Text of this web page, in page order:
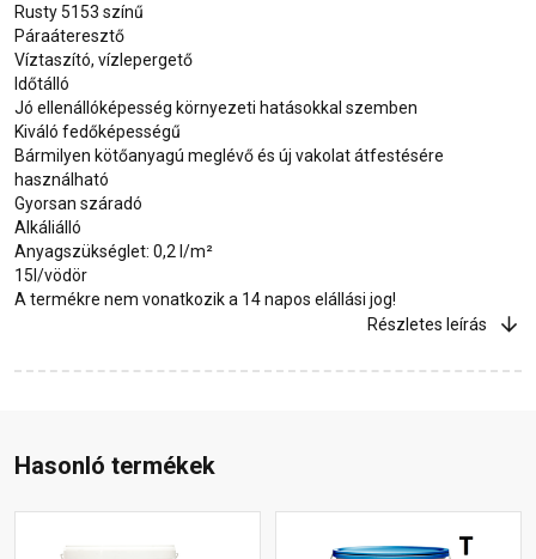
Rusty 5153 színű
Páraáteresztő
Víztaszító, vízlepergető
Időtálló
Jó ellenállóképesség környezeti hatásokkal szemben
Kiváló fedőképességű
Bármilyen kötőanyagú meglévő és új vakolat átfestésére
használható
Gyorsan száradó
Alkáliálló
Anyagszükséglet: 0,2 l/m²
15l/vödör
A termékre nem vonatkozik a 14 napos elállási jog!
Részletes leírás
Hasonló termékek